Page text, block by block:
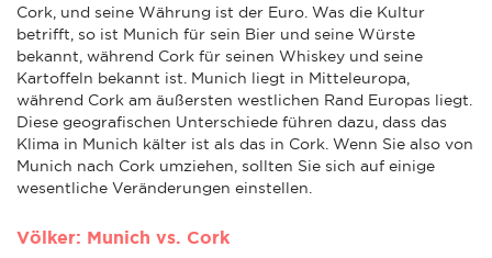
Cork, und seine Währung ist der Euro. Was die Kultur
betrifft, so ist Munich für sein Bier und seine Würste
bekannt, während Cork für seinen Whiskey und seine
Kartoffeln bekannt ist. Munich liegt in Mitteleuropa,
während Cork am äußersten westlichen Rand Europas liegt.
Diese geografischen Unterschiede führen dazu, dass das
Klima in Munich kälter ist als das in Cork. Wenn Sie also von
Munich nach Cork umziehen, sollten Sie sich auf einige
wesentliche Veränderungen einstellen.
Völker: Munich vs. Cork